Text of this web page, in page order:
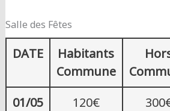
Salle des Fêtes
DATE
Habitants
Commune
01/05
120€